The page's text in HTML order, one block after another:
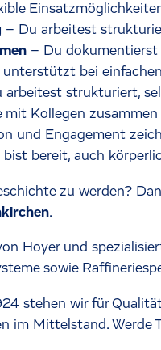
– Du arbeitest
– Du dokumentierst
unterstützt bei
arbeitest strukturiert,
mit Kollegen
und Engagement
bist bereit, auch
zu werden?
.
Hoyer und
sowie
stehen wir für
im Mittelstand. Werde